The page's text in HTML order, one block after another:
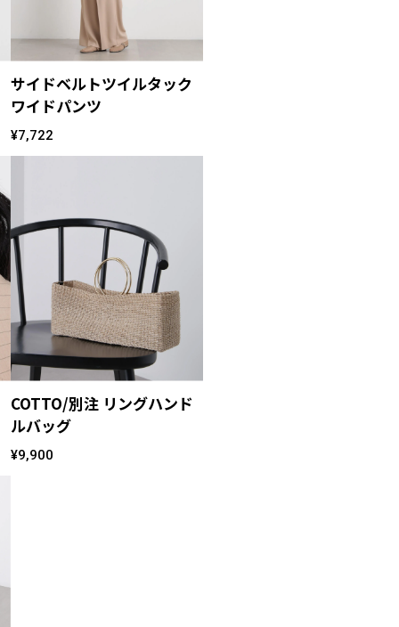
サイドベルトツイルタック
ワイドパンツ
¥7,722
COTTO/別注 リングハンド
ルバッグ
¥9,900